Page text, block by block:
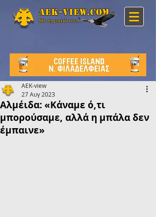
Aek-view.com
Με τη ματιά του...
Αλμέιδα: «Κάναμε ό,τι
μπορούσαμε, αλλά η μπάλα δεν
έμπαινε»
AEK-view
27 Αυγ 2023